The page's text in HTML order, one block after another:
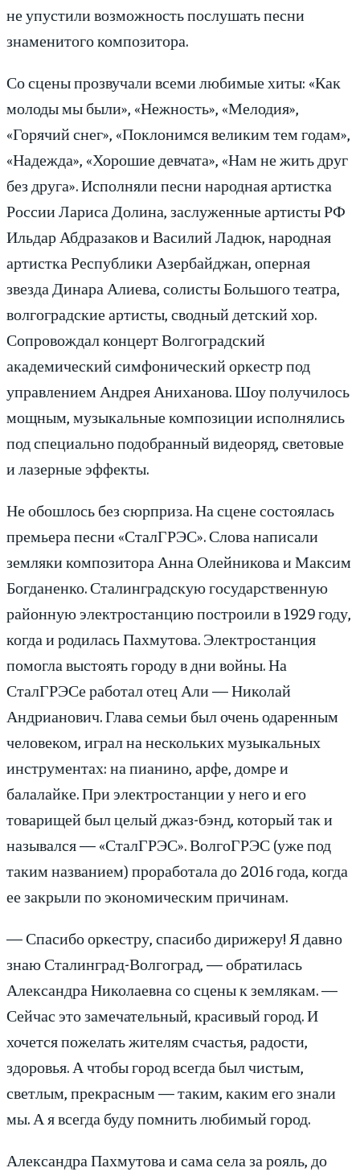
не упустили возможность послушать песни
знаменитого композитора.
Со сцены прозвучали всеми любимые хиты: «Как
молоды мы были», «Нежность», «Мелодия»,
«Горячий снег», «Поклонимся великим тем годам»,
«Надежда», «Хорошие девчата», «Нам не жить друг
без друга». Исполняли песни народная артистка
России Лариса Долина, заслуженные артисты РФ
Ильдар Абдразаков и Василий Ладюк, народная
артистка Республики Азербайджан, оперная
звезда Динара Алиева, солисты Большого театра,
волгоградские артисты, сводный детский хор.
Сопровождал концерт Волгоградский
академический симфонический оркестр под
управлением Андрея Аниханова. Шоу получилось
мощным, музыкальные композиции исполнялись
под специально подобранный видеоряд, световые
и лазерные эффекты.
Не обошлось без сюрприза. На сцене состоялась
премьера песни «СталГРЭС». Слова написали
земляки композитора Анна Олейникова и Максим
Богданенко. Сталинградскую государственную
районную электростанцию построили в 1929 году,
когда и родилась Пахмутова. Электростанция
помогла выстоять городу в дни войны. На
СталГРЭСе работал отец Али — Николай
Андрианович. Глава семьи был очень одаренным
человеком, играл на нескольких музыкальных
инструментах: на пианино, арфе, домре и
балалайке. При электростанции у него и его
товарищей был целый джаз-бэнд, который так и
назывался — «СталГРЭС». ВолгоГРЭС (уже под
таким названием) проработала до 2016 года, когда
ее закрыли по экономическим причинам.
— Спасибо оркестру, спасибо дирижеру! Я давно
знаю Сталинград-Волгоград, — обратилась
Александра Николаевна со сцены к землякам. —
Сейчас это замечательный, красивый город. И
хочется пожелать жителям счастья, радости,
здоровья. А чтобы город всегда был чистым,
светлым, прекрасным — таким, каким его знали
мы. А я всегда буду помнить любимый город.
Александра Пахмутова и сама села за рояль, до